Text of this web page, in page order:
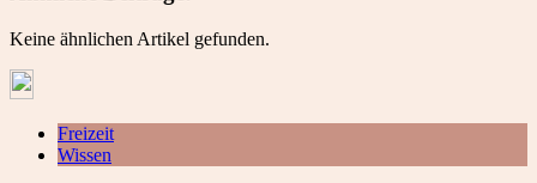
Keine ähnlichen Artikel gefunden.
Freizeit
Wissen